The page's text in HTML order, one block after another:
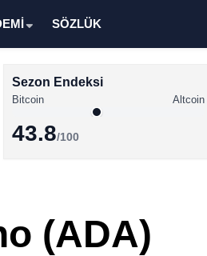
Altcoin Haberleri
SÖZLÜK
Sezon Endeksi
Bitcoin Altcoin
43.8/100
(ADA)